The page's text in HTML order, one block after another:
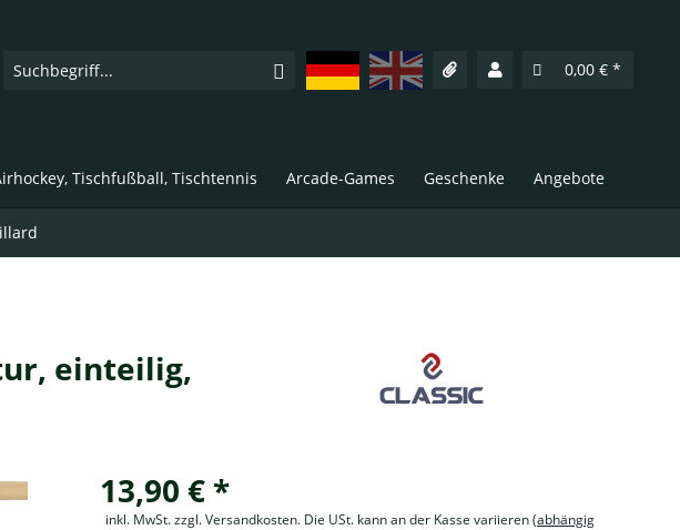
DeutschEnglish 0,00 € *
Tischfußball, Tischtennis Arcade-Games Geschenke Angebote
einteilig,
13,90 € *
inkl. MwSt. zzgl. Versandkosten. Die USt. kann an der Kasse variieren(abhängig